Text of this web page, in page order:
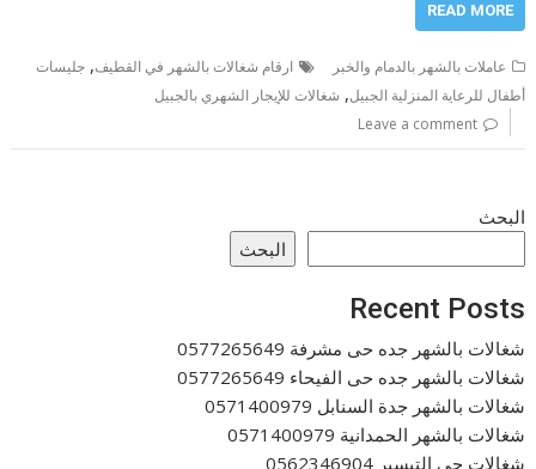
READ MORE
عاملات بالشهر بالدمام والخبر ارقام شغالات بالشهر في القطيف,جليسات
أطفال للرعاية المنزلية الجبيل, شغالات للإيجار الشهري بالجبيل
Leave a comment
البحث
البحث
Recent Posts
شغالات بالشهر جده حى مشرفة 0577265649
شغالات بالشهر جده حى الفيحاء 0577265649
شغالات بالشهر جدة السنابل 0571400979
شغالات بالشهر الحمدانية 0571400979
شغالات حي التيسير 0562346904